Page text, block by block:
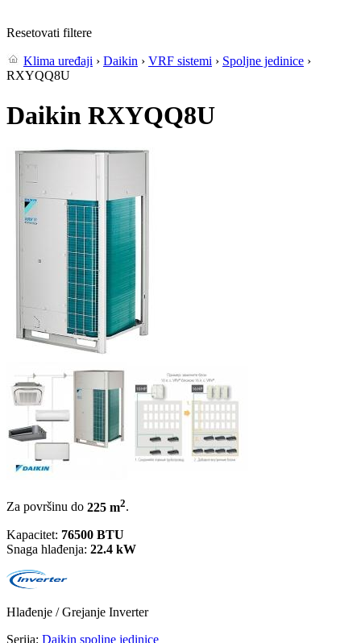
Resetovati filtere
Klima uređaji › Daikin › VRF sistemi › Spoljne jedinice ›
RXYQQ8U
Daikin RXYQQ8U
Za površinu do 225 m2.
Kapacitet: 76500 BTU
Snaga hlađenja: 22.4 kW
Hlađenje / Grejanje Inverter
Serija: Daikin spoljne jedinice